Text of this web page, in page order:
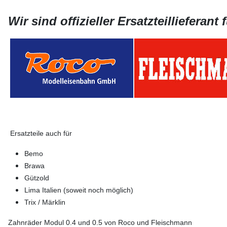
Wir sind offizieller Ersatzteillieferant
Ersatzteile auch für
Bemo
Brawa
Gützold
Lima Italien (soweit noch möglich)
Trix / Märklin
Zahnräder Modul 0.4 und 0.5 von Roco und Fleischmann